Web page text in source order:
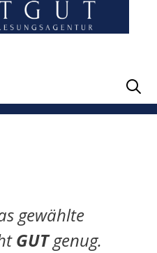
gewählte
GUTgenug.